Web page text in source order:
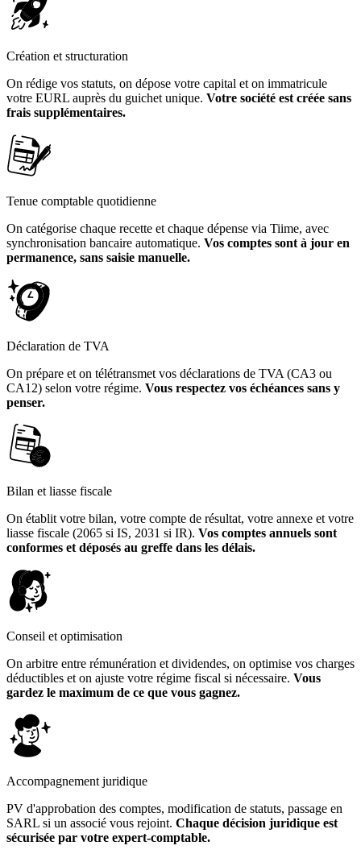
Création et structuration
On rédige vos statuts, on dépose votre capital et on immatricule
votre EURL auprès du guichet unique. Votre société est créée sans
frais supplémentaires.
Tenue comptable quotidienne
On catégorise chaque recette et chaque dépense via Tiime, avec
synchronisation bancaire automatique. Vos comptes sont à jour en
permanence, sans saisie manuelle.
Déclaration de TVA
On prépare et on télétransmet vos déclarations de TVA (CA3 ou
CA12) selon votre régime. Vous respectez vos échéances sans y
penser.
Bilan et liasse fiscale
On établit votre bilan, votre compte de résultat, votre annexe et votre
liasse fiscale (2065 si IS, 2031 si IR). Vos comptes annuels sont
conformes et déposés au greffe dans les délais.
Conseil et optimisation
On arbitre entre rémunération et dividendes, on optimise vos charges
déductibles et on ajuste votre régime fiscal si nécessaire. Vous
gardez le maximum de ce que vous gagnez.
Accompagnement juridique
PV d'approbation des comptes, modification de statuts, passage en
SARL si un associé vous rejoint. Chaque décision juridique est
sécurisée par votre expert-comptable.